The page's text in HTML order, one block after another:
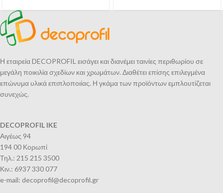
Η εταιρεία DECOPROFIL εισάγει και διανέμει ταινίες περιθωρίου σε
μεγάλη ποικιλία σχεδίων και χρωμάτων. Διαθέτει επίσης επιλεγμένα
επώνυμα υλικά επιπλοποιίας. Η γκάμα των προϊόντων εμπλουτίζεται
συνεχώς.
DECOPROFIL IKE
Αιγέως 94
194 00 Κορωπί
Τηλ.: 215 215 3500
Κιν.: 6937 330 077
e-mail: decoprofil@decoprofil.gr